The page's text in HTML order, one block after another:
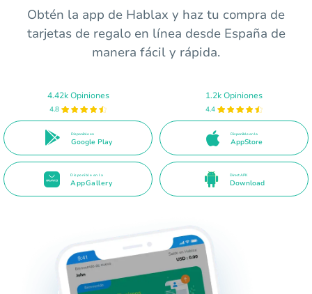
Obtén la app de Hablax y haz tu compra de
tarjetas de regalo en línea desde España de
manera fácil y rápida.
4.42k Opiniones
4.8
Disponible en
Google Play
1.2k Opiniones
4.4
Disponible en la
AppStore
Disponible en la
AppGallery
Direct APK
Download